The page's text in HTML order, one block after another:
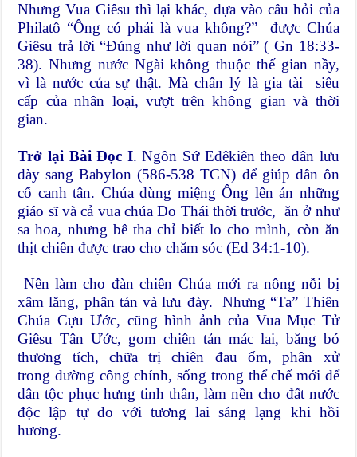
Nhưng Vua Giêsu thì lại khác, dựa vào câu hỏi của
Philatô “Ông có phải là vua không?” được Chúa
Giêsu trả lời “Đúng như lời quan nói” ( Gn 18:33-
38). Nhưng nước Ngài không thuộc thế gian nầy,
vì là nước của sự thật. Mà chân lý là gia tài siêu
cấp của nhân loại, vượt trên không gian và thời
gian.
Trở lại Bài Đọc I. Ngôn Sứ Edêkiên theo dân lưu
đày sang Babylon (586-538 TCN) để giúp dân ôn
cố canh tân. Chúa dùng miệng Ông lên án những
giáo sĩ và cả vua chúa Do Thái thời trước, ăn ở như
sa hoa, nhưng bê tha chỉ biết lo cho mình, còn ăn
thịt chiên được trao cho chăm sóc (Ed 34:1-10).
Nên làm cho đàn chiên Chúa mới ra nông nỗi bị
xâm lăng, phân tán và lưu đày. Nhưng “Ta” Thiên
Chúa Cựu Ước, cũng hình ảnh của Vua Mục Tử
Giêsu Tân Ước, gom chiên tản mác lai, băng bó
thương tích, chữa trị chiên đau ốm, phân xử
trong đường công chính, sống trong thể chế mới để
dân tộc phục hưng tinh thần, làm nền cho đất nước
độc lập tự do với tương lai sáng lạng khi hồi
hương.